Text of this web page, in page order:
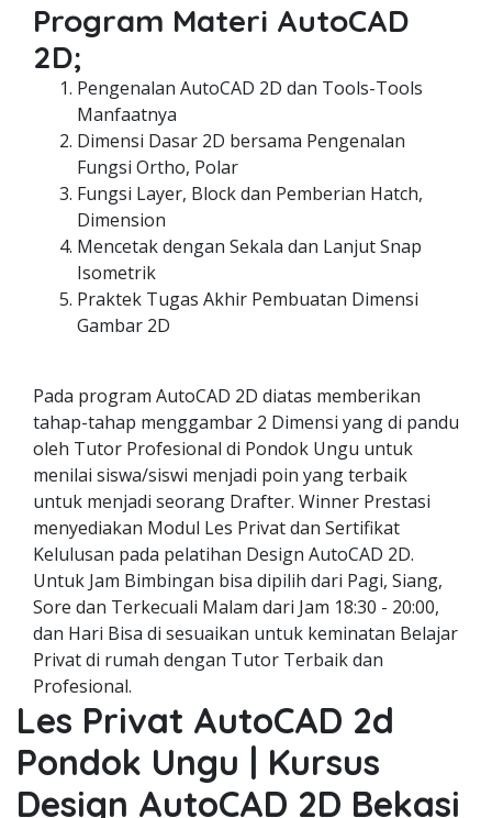
Program Materi AutoCAD
2D;
Pengenalan AutoCAD 2D dan Tools-Tools
Manfaatnya
Dimensi Dasar 2D bersama Pengenalan
Fungsi Ortho, Polar
Fungsi Layer, Block dan Pemberian Hatch,
Dimension
Mencetak dengan Sekala dan Lanjut Snap
Isometrik
Praktek Tugas Akhir Pembuatan Dimensi
Gambar 2D
Pada program AutoCAD 2D diatas memberikan
tahap-tahap menggambar 2 Dimensi yang di pandu
oleh Tutor Profesional di Pondok Ungu untuk
menilai siswa/siswi menjadi poin yang terbaik
untuk menjadi seorang Drafter. Winner Prestasi
menyediakan Modul Les Privat dan Sertifikat
Kelulusan pada pelatihan Design AutoCAD 2D.
Untuk Jam Bimbingan bisa dipilih dari Pagi, Siang,
Sore dan Terkecuali Malam dari Jam 18:30 - 20:00,
dan Hari Bisa di sesuaikan untuk keminatan Belajar
Privat di rumah dengan Tutor Terbaik dan
Profesional.
Les Privat AutoCAD 2d
Pondok Ungu | Kursus
Design AutoCAD 2D Bekasi